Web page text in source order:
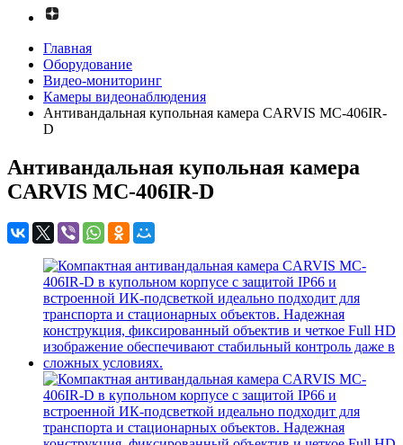
Главная
Оборудование
Видео-мониторинг
Камеры видеонаблюдения
Антивандальная купольная камера CARVIS MC-406IR-
D
Антивандальная купольная камера
CARVIS MC-406IR-D